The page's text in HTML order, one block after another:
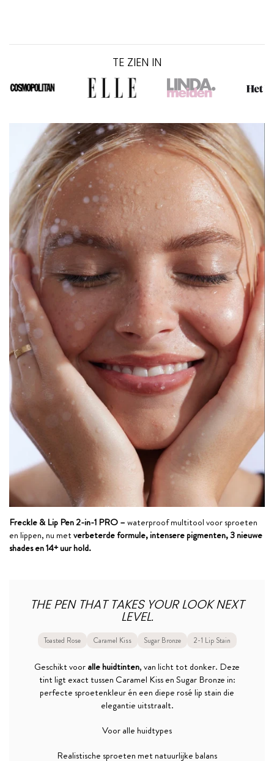
TE ZIEN IN
Freckle & Lip Pen 2-in-1 PRO –waterproof multitool voor sproeten
en lippen, nu metverbeterde formule, intensere pigmenten, 3 nieuwe
shades en 14+ uur hold.
THE PEN THAT TAKES YOUR LOOK NEXT
LEVEL.
Toasted Rose Caramel Kiss Sugar Bronze 2-1 Lip Stain
Geschikt vooralle huidtinten, van licht tot donker. Deze
tint ligt exact tussen Caramel Kiss en Sugar Bronze in:
perfecte sproetenkleur én een diepe rosé lip stain die
elegantie uitstraalt.
Voor alle huidtypes
Realistische sproeten met natuurlijke balans